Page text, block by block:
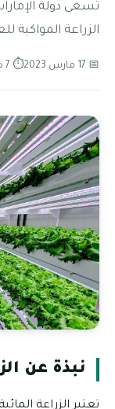
تسعى دولة
الزراعة المواكبة
📅 17 مارس 2023 ⏱ 7 دقائق قراءة
نبذة عن
تعتبر الزراعة